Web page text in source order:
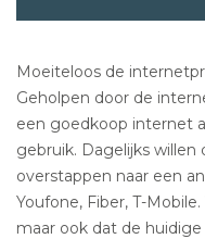
Moeiteloos de
Geholpen door de
een goedkoop internet
gebruik. Dagelijks
overstappen naar een
Youfone, Fiber, T-
maar ook dat de